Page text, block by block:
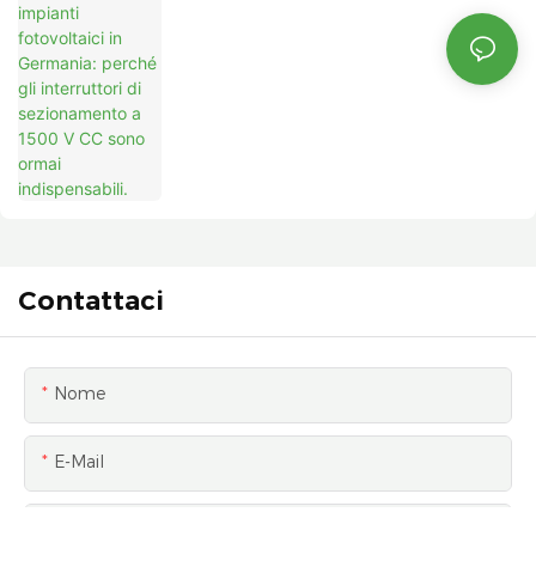
Interruttori Di Sezionamento A 1500 V
Contattaci
Nome
E-Mail